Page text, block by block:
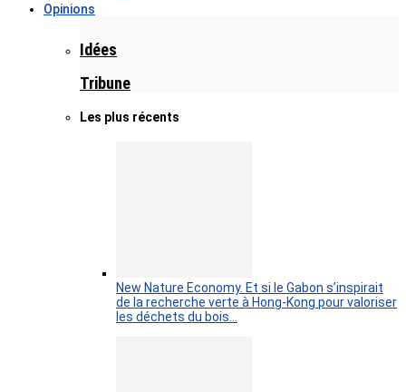
Opinions
Idées
Tribune
Les plus récents
New Nature Economy. Et si le Gabon s’inspirait
de la recherche verte à Hong-Kong pour valoriser
les déchets du bois…